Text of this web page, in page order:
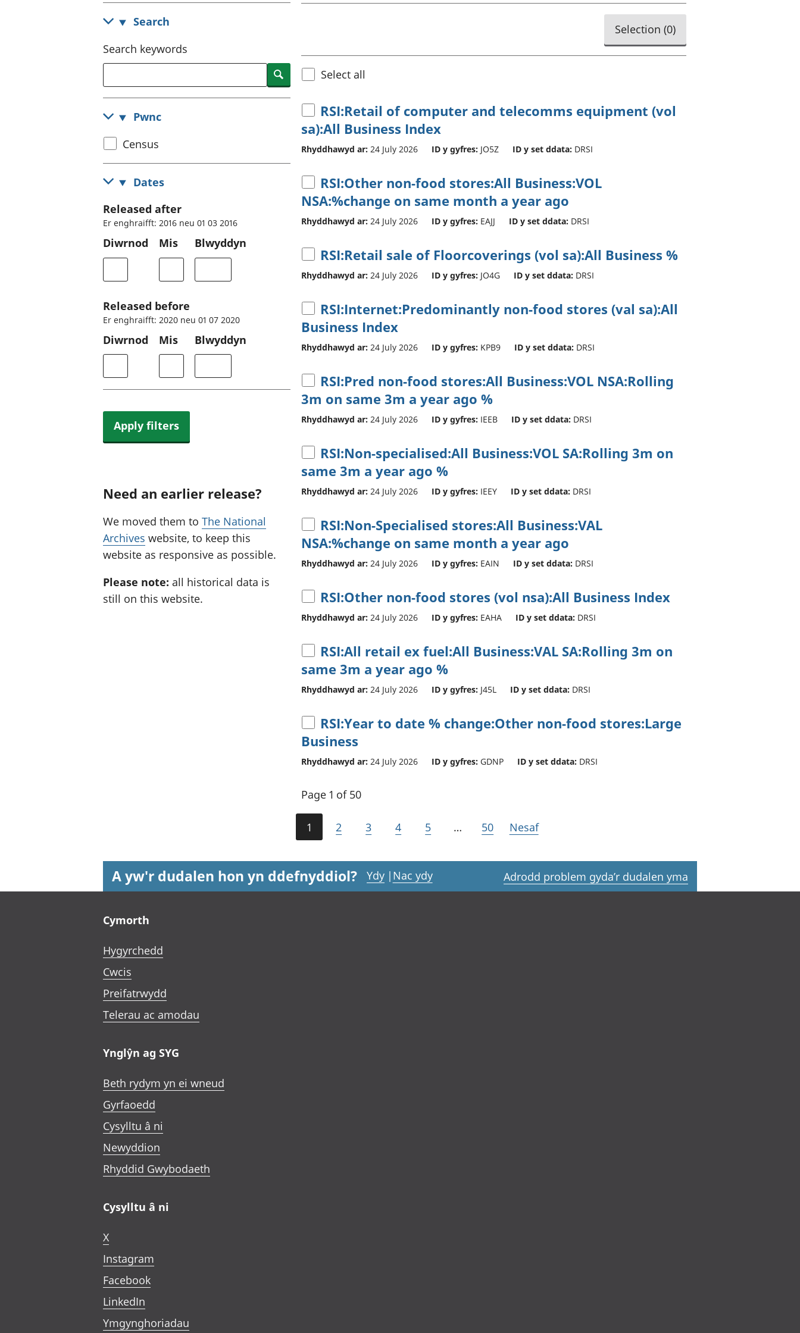
chwyddiant a
ymddiriedolaethau
Cyfrifon gwladol
Cyfrifon rhanbarthol
Cyllid personol a chyllid
Search
Search keywords
Search
Pwnc
Select
census
topic
Census
Dates
Released after
Er enghraifft: 2016 neu 01 03 2016
Diwrnod Mis Blwyddyn
Released before
Er enghraifft: 2020 neu 01 07 2020
Diwrnod Mis Blwyddyn
Apply filters
Need an earlier release?
We moved them to The National
Archives website, to keep this
website as responsive as possible.
Please note: all historical data is
still on this website.
Selection (0)
Select all
RSI:Retail of computer and telecomms equipment (vol
sa):All Business Index
Rhyddhawyd ar: 24 July 2026 ID y gyfres: JO5Z ID y set ddata: DRSI
RSI:Other non-food stores:All Business:VOL
NSA:%change on same month a year ago
Rhyddhawyd ar: 24 July 2026 ID y gyfres: EAJJ ID y set ddata: DRSI
RSI:Retail sale of Floorcoverings (vol sa):All Business %
Rhyddhawyd ar: 24 July 2026 ID y gyfres: JO4G ID y set ddata: DRSI
RSI:Internet:Predominantly non-food stores (val sa):All
Business Index
Rhyddhawyd ar: 24 July 2026 ID y gyfres: KPB9 ID y set ddata: DRSI
RSI:Pred non-food stores:All Business:VOL NSA:Rolling
3m on same 3m a year ago %
Rhyddhawyd ar: 24 July 2026 ID y gyfres: IEEB ID y set ddata: DRSI
RSI:Non-specialised:All Business:VOL SA:Rolling 3m on
same 3m a year ago %
Rhyddhawyd ar: 24 July 2026 ID y gyfres: IEEY ID y set ddata: DRSI
RSI:Non-Specialised stores:All Business:VAL
NSA:%change on same month a year ago
Rhyddhawyd ar: 24 July 2026 ID y gyfres: EAIN ID y set ddata: DRSI
RSI:Other non-food stores (vol nsa):All Business Index
Rhyddhawyd ar: 24 July 2026 ID y gyfres: EAHA ID y set ddata: DRSI
RSI:All retail ex fuel:All Business:VAL SA:Rolling 3m on
same 3m a year ago %
Rhyddhawyd ar: 24 July 2026 ID y gyfres: J45L ID y set ddata: DRSI
RSI:Year to date % change:Other non-food stores:Large
Business
Rhyddhawyd ar: 24 July 2026 ID y gyfres: GDNP ID y set ddata: DRSI
Page 1 of 50
1 2 3 4 5 … 50 Nesaf
A yw'r dudalen hon yn ddefnyddiol? Ydy | Nac ydy Adrodd problem gyda’r dudalen yma
Cymorth
Hygyrchedd
Cwcis
Preifatrwydd
Telerau ac amodau
Ynglŷn ag SYG
Beth rydym yn ei wneud
Gyrfaoedd
Cysylltu â ni
Newyddion
Rhyddid Gwybodaeth
Cysylltu â ni
X
Instagram
Facebook
LinkedIn
Ymgynghoriadau